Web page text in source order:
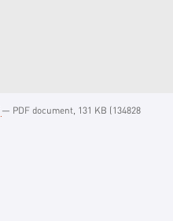
— PDF document, 131 KB (134828